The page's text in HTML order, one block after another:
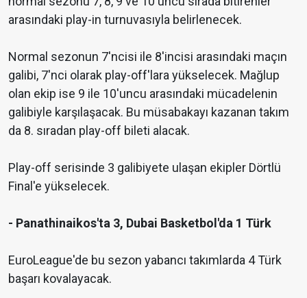
arasındaki play-in turnuvasıyla belirlenecek.
Normal sezonun 7'ncisi ile 8'incisi arasındaki maçın
galibi, 7'nci olarak play-off'lara yükselecek. Mağlup
olan ekip ise 9 ile 10'uncu arasındaki mücadelenin
galibiyle karşılaşacak. Bu müsabakayı kazanan takım
da 8. sıradan play-off bileti alacak.
Play-off serisinde 3 galibiyete ulaşan ekipler Dörtlü
Final'e yükselecek.
- Panathinaikos'ta 3, Dubai Basketbol'da 1 Türk
EuroLeague'de bu sezon yabancı takımlarda 4 Türk
başarı kovalayacak.